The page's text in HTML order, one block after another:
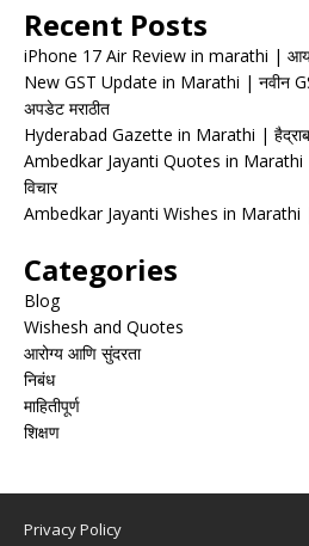
Recent Posts
iPhone 17 Air Review in marathi |
New GST Update in Marathi | नवीन
अपडेट मराठीत
Hyderabad Gazette in Marathi |
Ambedkar Jayanti Quotes in Marathi |
विचार
Ambedkar Jayanti Wishes in Marathi
Categories
Blog
Wishesh and Quotes
आरोग्य आणि सुंदरता
निबंध
माहितीपूर्ण
शिक्षण
Privacy Policy